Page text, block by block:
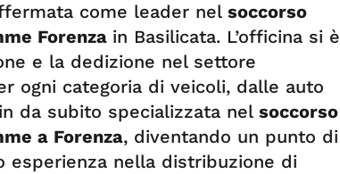
come leader nel soccorso
Forenza in Basilicata. L’officina si è
e la dedizione nel settore
ogni categoria di veicoli, dalle auto
da subito specializzata nel soccorso
a Forenza, diventando un punto di
esperienza nella distribuzione di